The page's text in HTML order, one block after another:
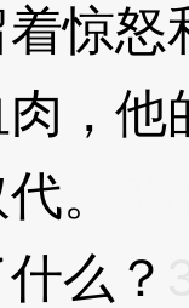
怒
，
。
么？